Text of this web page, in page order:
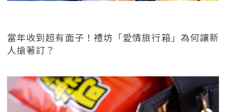
當年收到超有面子！禮坊「愛情旅行箱」為何讓新
人搶著訂？